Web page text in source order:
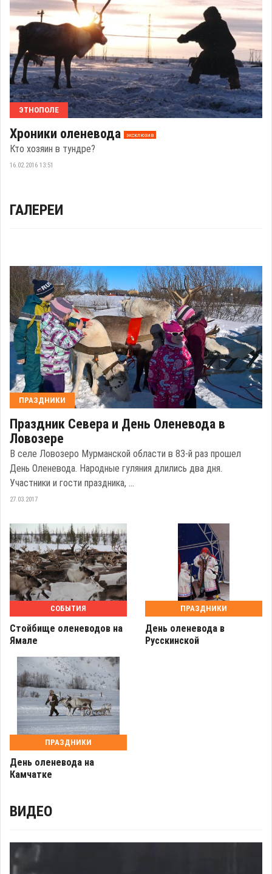
ЭТНОПОЛЕ
Хроники оленевода эксклюзив
Кто хозяин в тундре?
16.02.2016 13:51
ГАЛЕРЕИ
ПРАЗДНИКИ
Праздник Севера и День Оленевода в
Ловозере
В селе Ловозеро Мурманской области в 83-й раз прошел
День Оленевода. Народные гуляния длились два дня.
Участники и гости праздника, ...
27.03.2017
СОБЫТИЯ
Стойбище оленеводов на
Ямале
ПРАЗДНИКИ
День оленевода в
Русскинской
ПРАЗДНИКИ
День оленевода на
Камчатке
ВИДЕО